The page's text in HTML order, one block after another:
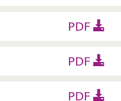
PDF
PDF
PDF